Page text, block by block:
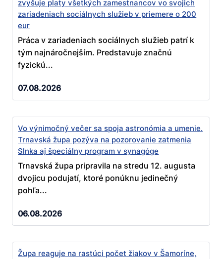
zvyšuje platy všetkých zamestnancov vo svojich
zariadeniach sociálnych služieb v priemere o 200
eur
Práca v zariadeniach sociálnych služieb patrí k
tým najnáročnejším. Predstavuje značnú
fyzickú...
07.08.2026
Vo výnimočný večer sa spoja astronómia a umenie.
Trnavská župa pozýva na pozorovanie zatmenia
Slnka aj špeciálny program v synagóge
Trnavská župa pripravila na stredu 12. augusta
dvojicu podujatí, ktoré ponúknu jedinečný
pohľa...
06.08.2026
Župa reaguje na rastúci počet žiakov v Šamoríne,